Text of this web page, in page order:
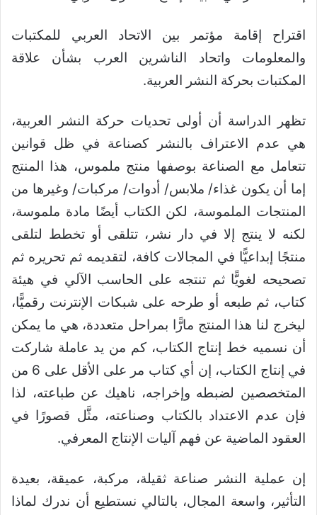
اقتراح إقامة مؤتمر بين الاتحاد العربي للمكتبات
والمعلومات واتحاد الناشرين العرب بشأن علاقة
المكتبات بحركة النشر العربية.
تظهر الدراسة أن أولى تحديات حركة النشر العربية،
هي عدم الاعتراف بالنشر كصناعة في ظل قوانين
تتعامل مع الصناعة بوصفها منتج ملموس، هذا المنتج
إما أن يكون غذاء/ ملابس/ أدوات/ مركبات/ وغيرها من
المنتجات الملموسة، لكن الكتاب أيضًا مادة ملموسة،
لكنه لا ينتج إلا في دار نشر، تتلقى أو تخطط لتلقى
منتجًا إبداعيًّا في المجالات كافة، لتقديمه ثم تحريره ثم
تصحيحه لغويًّا ثم تنتجه على الحاسب الآلي في هيئة
كتاب، ثم طبعه أو طرحه على شبكات الإنترنت رقميًّا،
ليخرج لنا هذا المنتج مارًّا بمراحل متعددة، هي ما يمكن
أن نسميه خط إنتاج الكتاب، كم من يد عاملة شاركت
في إنتاج الكتاب، إن أي كتاب مر على الأقل على 6 من
المتخصصين لضبطه وإخراجه، ناهيك عن طباعته، لذا
فإن عدم الاعتداد بالكتاب وصناعته، مثَّل قصورًا في
العقود الماضية عن فهم آليات الإنتاج المعرفي.
إن عملية النشر صناعة ثقيلة، مركبة، عميقة، بعيدة
التأثير، واسعة المجال، بالتالي نستطيع أن ندرك لماذا